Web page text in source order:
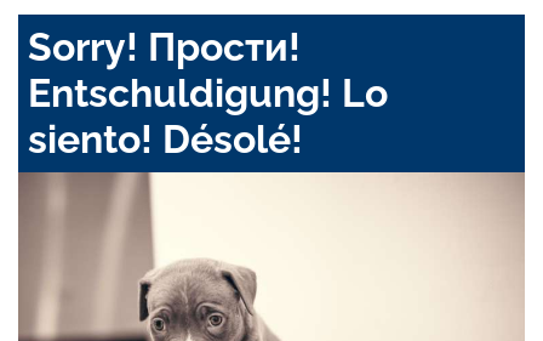
Sorry! Прости!
Entschuldigung! Lo
siento! Désolé!